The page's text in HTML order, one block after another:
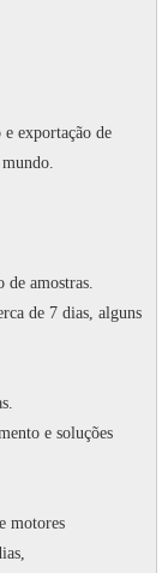
exportação de
de amostras.
de 7 dias, alguns
e soluções
motores